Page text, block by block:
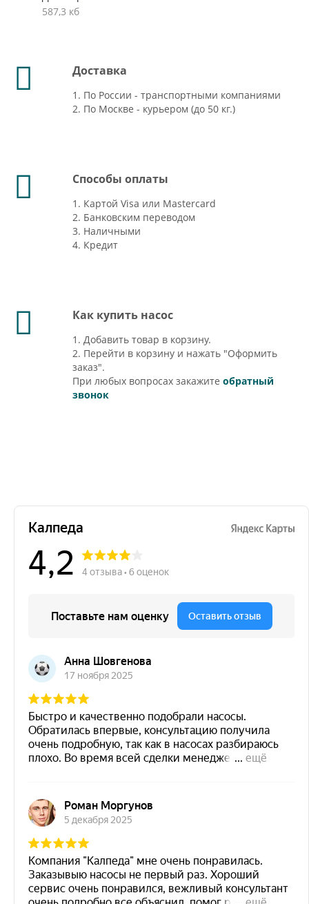
587,3 кб
Доставка
1. По России - транспортными компаниями
2. По Москве - курьером (до 50 кг.)
Способы оплаты
1. Картой Visa или Mastercard
2. Банковским переводом
3. Наличными
4. Кредит
Как купить насос
1. Добавить товар в корзину.
2. Перейти в корзину и нажать "Оформить
заказ".
При любых вопросах закажите обратный
звонок